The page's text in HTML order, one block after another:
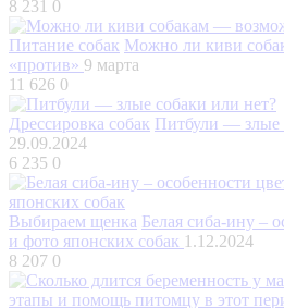
8 231 0
Питание собак Можно ли киви
«против» 9 марта
11 626 0
Дрессировка собак Питбули — злые
29.09.2024
6 235 0
Выбираем щенка Белая сиба-ину –
и фото японских собак 1.12.2024
8 207 0